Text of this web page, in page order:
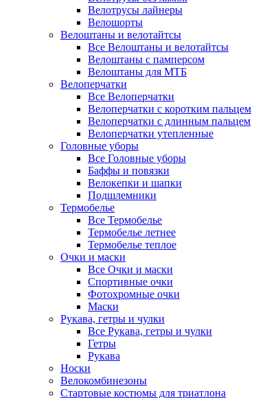
Велотрусы лайнеры
Велошорты
Велоштаны и велотайтсы
Все Велоштаны и велотайтсы
Велоштаны с памперсом
Велоштаны для МТБ
Велоперчатки
Все Велоперчатки
Велоперчатки с коротким пальцем
Велоперчатки с длинным пальцем
Велоперчатки утепленные
Головные уборы
Все Головные уборы
Баффы и повязки
Велокепки и шапки
Подшлемники
Термобелье
Все Термобелье
Термобелье летнее
Термобелье теплое
Очки и маски
Все Очки и маски
Спортивные очки
Фотохромные очки
Маски
Рукава, гетры и чулки
Все Рукава, гетры и чулки
Гетры
Рукава
Носки
Велокомбинезоны
Стартовые костюмы для триатлона